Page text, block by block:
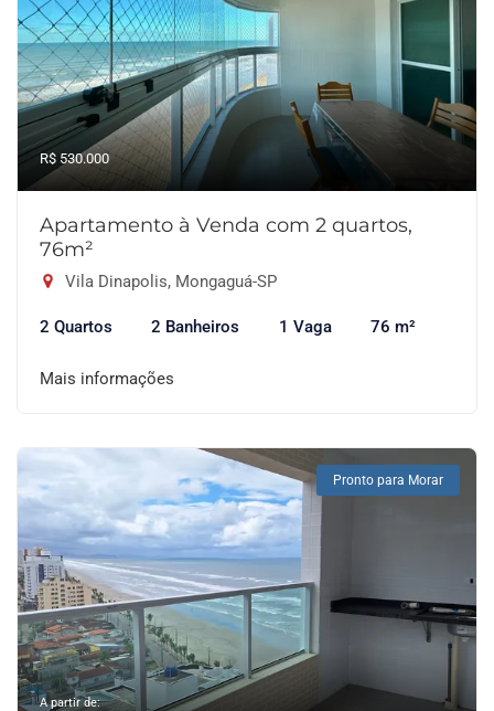
R$ 530.000
Apartamento à Venda com 2 quartos,
76m²
Vila Dinapolis, Mongaguá-SP
2 Quartos 2 Banheiros 1 Vaga 76 m²
Mais informações
Pronto para Morar
A partir de: